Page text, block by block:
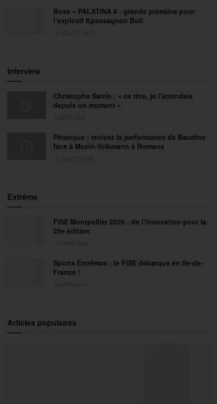
Boxe – PALATINA 8 : grande première pour
l’explosif Kpassagnon Boli
Interview
Christophe Sarrio : « ce titre, je l’attendais
depuis un moment »
Pétanque : revivez la performance de Baudino
face à Meziri-Volkmann à Romans
Extrême
FISE Montpellier 2026 : de l’innovation pour la
29e édition
Sports Extrêmes : le FISE débarque en Ile-de-
France !
Articles populaires